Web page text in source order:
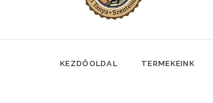
KEZDŐOLDAL TERMEKEINK